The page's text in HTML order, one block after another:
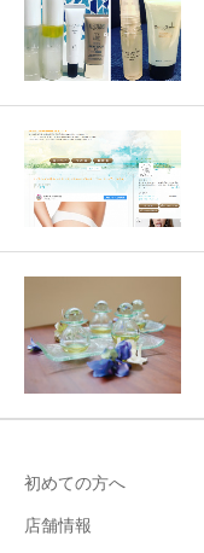
初めての方へ
店舗情報